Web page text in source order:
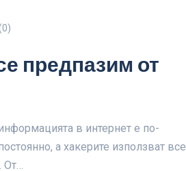
(0)
предпазим от
в интернет е по-
а хакерите използват все
От…